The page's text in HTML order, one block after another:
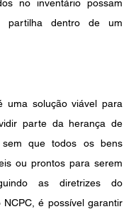
no inventário possam
partilha dentro de um
uma solução viável para
parte da herança de
sem que todos os bens
ou prontos para serem
as diretrizes do
é possível garantir